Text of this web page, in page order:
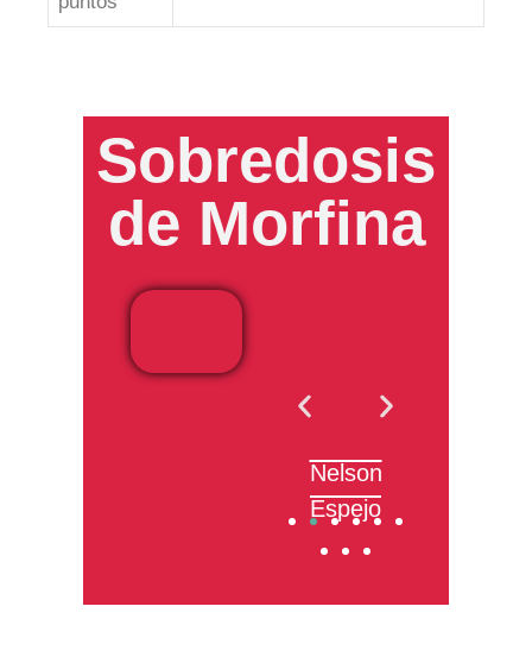
Sobredosis
de Morfina
Nelson
Espejo